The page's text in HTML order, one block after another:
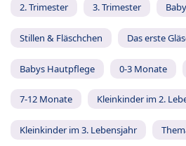
2. Trimester 3. Trimester
Stillen & Fläschchen Das erste
Babys Hautpflege 0-3 Monate
7-12 Monate Kleinkinder im 2.
Kleinkinder im 3. Lebensjahr